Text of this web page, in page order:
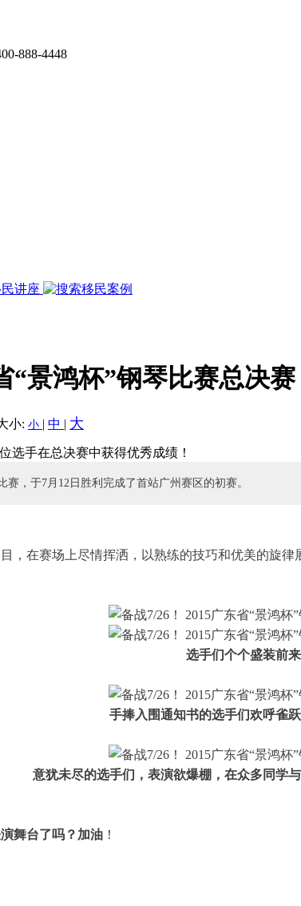
888-4448
“景鸿杯”钢琴比赛总决赛
小: 小 | 中 | 大
选手在总决赛中获得优秀成绩！
赛，于7月12日胜利完成了首站广州赛区的初赛。
，在赛场上尽情挥洒，以熟练的技巧和优美的旋
选手们个个盛装前
手捧入围通知书的选手们欢呼雀
意犹未尽的选手们，表演欲爆棚，在众多同学
舞台了吗？加油 ！